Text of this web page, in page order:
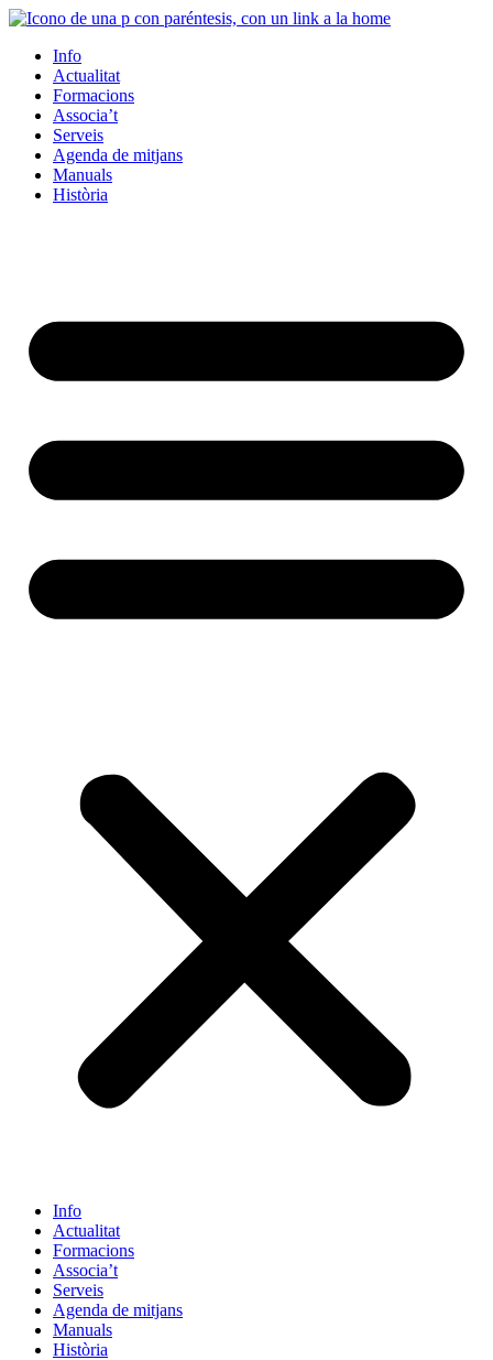
Info
Actualitat
Formacions
Associa’t
Serveis
Agenda de mitjans
Manuals
Història
Info
Actualitat
Formacions
Associa’t
Serveis
Agenda de mitjans
Manuals
Història